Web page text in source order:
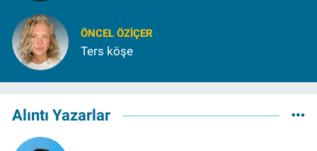
ÖNCEL ÖZIÇER
Ters köşe
Alıntı Yazarlar